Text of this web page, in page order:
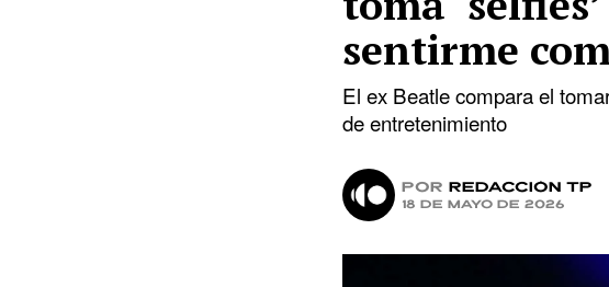
sentirme
El ex Beatle compara el
de entretenimiento
por Redacción TP
18 de mayo de 2026